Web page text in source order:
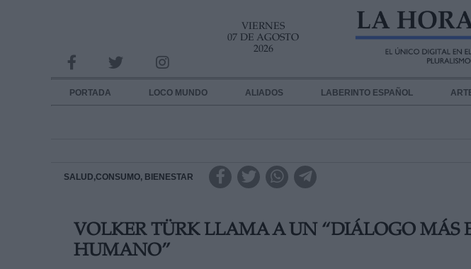
VIERNES
07 DE AGOSTO
2026
PORTADA LOCO MUNDO ALIADOS LABERINTO ESPAÑOL
SALUD,CONSUMO, BIENESTAR
VOLKER TÜRK LLAMA A UN “DIÁLOGO MÁS
HUMANO”
INFORMACION SOBRE LA PROTECCIÓN DE TUS DATOS
Responsable:
Destinatarios:
link
Información adicional
link